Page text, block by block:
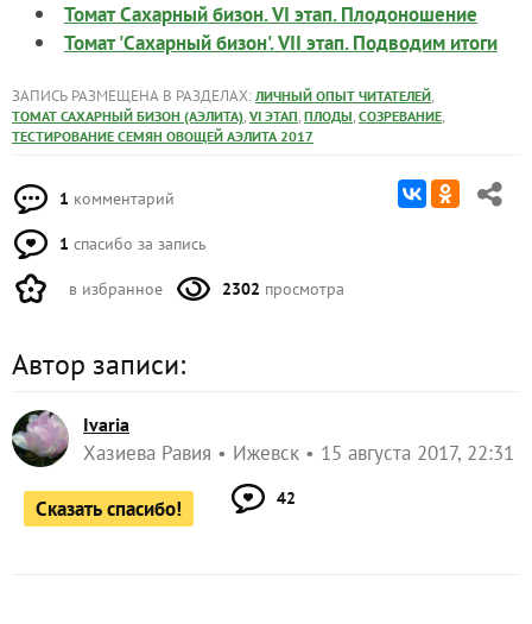
Томат Сахарный бизон. VI этап. Плодоношение
Томат 'Сахарный бизон'. VII этап. Подводим итоги
ЗАПИСЬ РАЗМЕЩЕНА В РАЗДЕЛАХ: ЛИЧНЫЙ ОПЫТ ЧИТАТЕЛЕЙ,
ТОМАТ САХАРНЫЙ БИЗОН (АЭЛИТА), VI ЭТАП, ПЛОДЫ, СОЗРЕВАНИЕ,
ТЕСТИРОВАНИЕ СЕМЯН ОВОЩЕЙ АЭЛИТА 2017
1 комментарий
1 спасибо за запись
в избранное 2302 просмотра
Автор записи:
Ivaria
Хазиева Равия Ижевск 15 августа 2017, 22:31
Сказать спасибо! 42